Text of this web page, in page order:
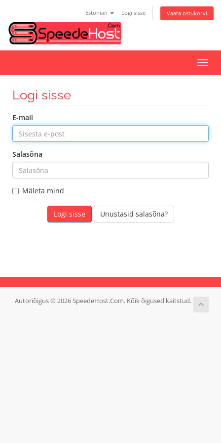
Estonian Logi sisse Vaata ostukorvi
Logi sisse
E-mail
Salasõna
Mäleta mind
Unustasid salasõna?
Autoriõigus © 2026 SpeedeHost.Com. Kõik õigused kaitstud.